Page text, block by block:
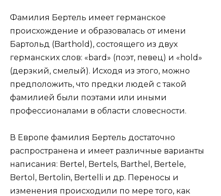
Фамилия Бертель имеет германское
происхождение и образовалась от имени
Бартольд (Barthold), состоящего из двух
германских слов: «bard» (поэт, певец) и «hold»
(дерзкий, смелый). Исходя из этого, можно
предположить, что предки людей с такой
фамилией были поэтами или иными
профессионалами в области словесности.
В Европе фамилия Бертель достаточно
распространена и имеет различные варианты
написания: Bertel, Bertels, Barthel, Bertele,
Bertol, Bertolin, Bertelli и др. Переносы и
изменения происходили по мере того, как